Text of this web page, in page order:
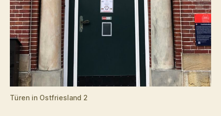
Türen in Ostfriesland 2